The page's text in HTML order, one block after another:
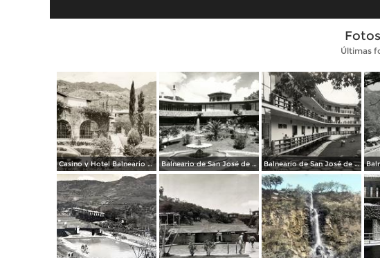
Últimas
Casino y Hotel Balneario de San José de Purúa Balneario de San José de Purúa Balneario de San José de Purúa